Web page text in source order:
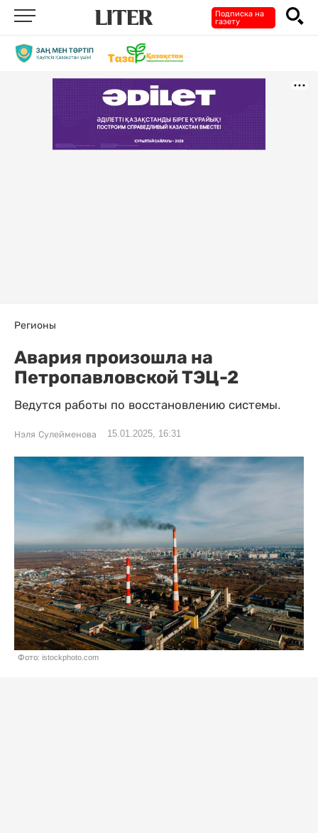
Подписка на
газету
Регионы
Авария произошла на
Петропавловской ТЭЦ-2
Ведутся работы по восстановлению системы.
Нэля Сулейменова 15.01.2025, 16:31
Фото: istockphoto.com